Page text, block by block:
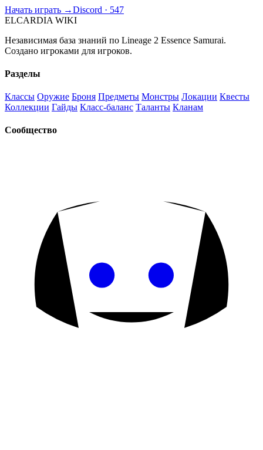
Начать играть →Discord · 547
ELCARDIA WIKI
Независимая база знаний по Lineage 2 Essence Samurai.
Создано игроками для игроков.
Разделы
Классы Оружие Броня Предметы Монстры Локации Квесты
Коллекции Гайды Класс-баланс Таланты Кланам
Сообщество